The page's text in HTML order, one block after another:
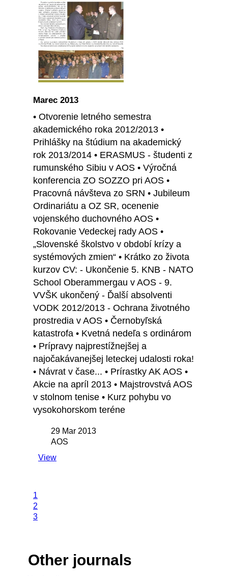
Marec 2013
• Otvorenie letného semestra
akademického roka 2012/2013 •
Prihlášky na štúdium na akademický
rok 2013/2014 • ERASMUS - študenti z
rumunského Sibiu v AOS • Výročná
konferencia ZO SOZZO pri AOS •
Pracovná návšteva zo SRN • Jubileum
Ordinariátu a OZ SR, ocenenie
vojenského duchovného AOS •
Rokovanie Vedeckej rady AOS •
„Slovenské školstvo v období krízy a
systémových zmien“ • Krátko zo života
kurzov CV: - Ukončenie 5. KNB - NATO
School Oberammergau v AOS - 9.
VVŠK ukončený - Ďalší absolventi
VODK 2012/2013 - Ochrana životného
prostredia v AOS • Černobyľská
katastrofa • Kvetná nedeľa s ordinárom
• Prípravy najprestížnejšej a
najočakávanejšej leteckej udalosti roka!
• Návrat v čase... • Prírastky AK AOS •
Akcie na apríl 2013 • Majstrovstvá AOS
v stolnom tenise • Kurz pohybu vo
vysokohorskom teréne
29 Mar 2013
AOS
View
1
2
3
Other journals